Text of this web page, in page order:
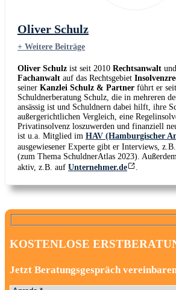
Oliver Schulz
+ Weitere Beiträge
Oliver Schulz ist seit 2010 Rechtsanwalt
Fachanwalt auf das Rechtsgebiet
seiner Kanzlei Schulz & Partner führt er
Schuldnerberatung Schulz, die in mehreren
ansässig ist und Schuldnern dabei hilft, ihre
außergerichtlichen Vergleich, eine
Privatinsolvenz loszuwerden und finanziell
ist u.a. Mitglied im HAV (Hamburgischer
ausgewiesener Experte gibt er Interviews,
(zum Thema SchuldnerAtlas 2023).
aktiv, z.B. auf Unternehmer.de .
KOSTENLOSE
Jetzt Beratungsgespräch
Anrede